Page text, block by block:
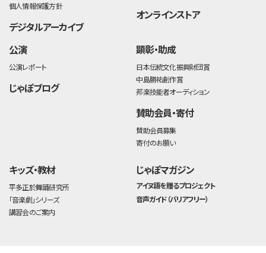
個人情報保護方針
デジタルアーカイブ
オンラインストア
公演
公演レポート
じゃぽブログ
顕彰・助成
日本伝統文化振興財団賞
中島勝祐創作賞
邦楽技能者オーディション
賛助会員・寄付
賛助会員募集
寄付のお願い
キッズ・教材
平多正於舞踊研究所
「音楽劇」シリーズ
講習会のご案内
じゃぽマガジン
アイヌ語を贈るプロジェクト
音声ガイド（バリアフリー）